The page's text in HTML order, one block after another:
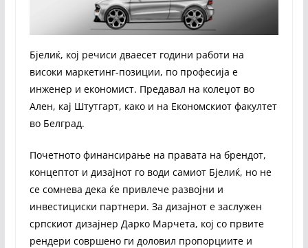
Бјелиќ, кој речиси дваесет години работи на
високи маркетинг-позиции, по професија е
инженер и економист. Предавал на колеџот во
Ален, кај Штутгарт, како и на Економскиот факултет
во Белград.
Почетното финансирање на правата на брендот,
концептот и дизајнот го води самиот Бјелиќ, но не
се сомнева дека ќе привлече развојни и
инвестициски партнери. За дизајнот е заслужен
српскиот дизајнер Дарко Марчета, кој со првите
рендери совршено ги доловил пропорциите и